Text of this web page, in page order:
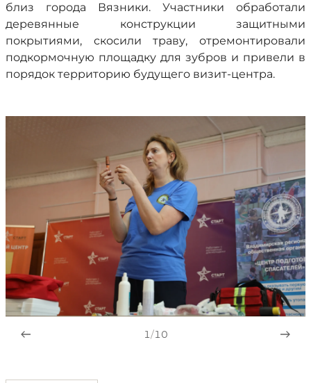
близ города Вязники. Участники обработали
деревянные конструкции защитными
покрытиями, скосили траву, отремонтировали
подкормочную площадку для зубров и привели в
порядок территорию будущего визит-центра.
1/10